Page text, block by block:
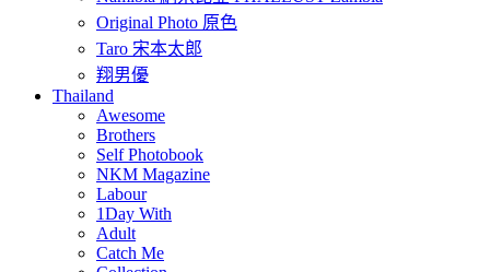
Original Photo 原色
Taro 宋本太郎
翔男優
Thailand
Awesome
Brothers
Self Photobook
NKM Magazine
Labour
1Day With
Adult
Catch Me